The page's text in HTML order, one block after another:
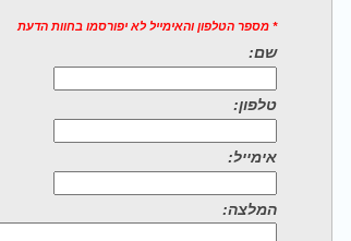
* מספר הטלפון והאימייל לא יפורסמו בחוות הדעת
שם:
טלפון:
אימייל:
המלצה: